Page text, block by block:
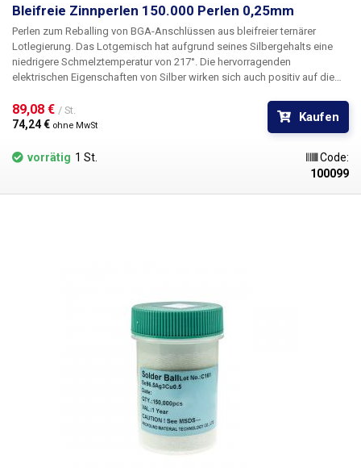
Bleifreie Zinnperlen 150.000 Perlen 0,25mm
Perlen zum Reballing von BGA-Anschlüssen aus bleifreier ternärer
Lotlegierung. Das Lotgemisch hat aufgrund seines Silbergehalts eine
niedrigere Schmelztemperatur von 217°. Die hervorragenden
elektrischen Eigenschaften von Silber wirken sich auch positiv auf die
Festigkeit der Verbindung.
89,08 € / St.
74,24 € ohne MwSt
Kaufen
vorrätig 1 St.
Code:
100099